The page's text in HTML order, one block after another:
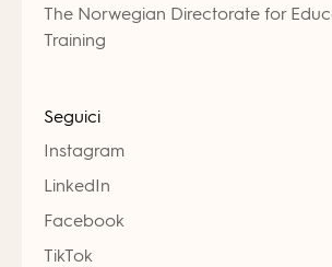
The Norwegian Directorate for
Training
Seguici
Instagram
LinkedIn
Facebook
TikTok